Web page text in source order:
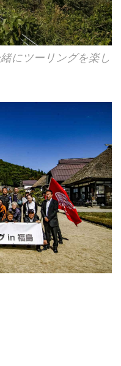
にツーリングを楽し